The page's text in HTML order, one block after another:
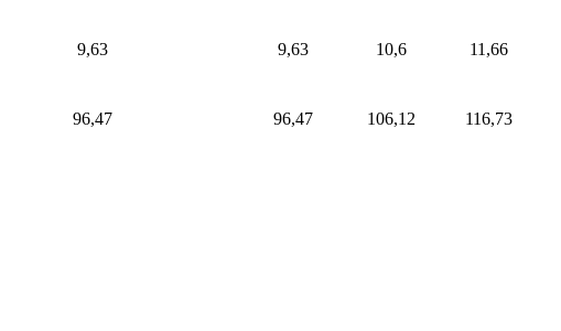
9,63 9,63 10,6 11,66
96,47 96,47 106,12 116,73